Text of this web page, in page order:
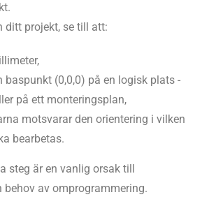
ditt projekt, se till att:
baspunkt (0,0,0) på en logisk plats -
på ett monteringsplan,
motsvarar den orientering i vilken
bearbetas.
steg är en vanlig orsak till
av omprogrammering.